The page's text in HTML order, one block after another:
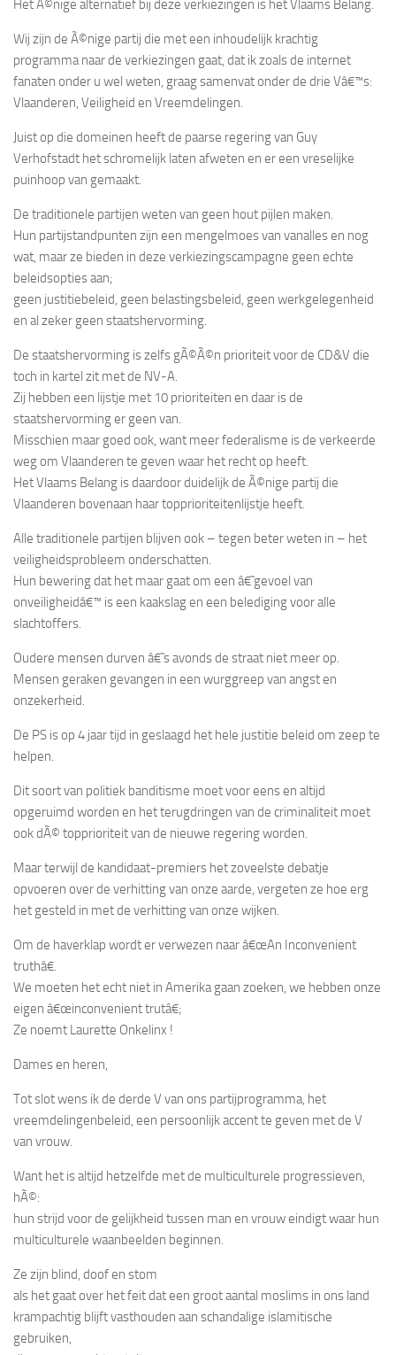
Het Ã©nige alternatief bij deze verkiezingen is het Vlaams Belang.
Wij zijn de Ã©nige partij die met een inhoudelijk krachtig
programma naar de verkiezingen gaat, dat ik zoals de internet
fanaten onder u wel weten, graag samenvat onder de drie Vâ€™s:
Vlaanderen, Veiligheid en Vreemdelingen.
Juist op die domeinen heeft de paarse regering van Guy
Verhofstadt het schromelijk laten afweten en er een vreselijke
puinhoop van gemaakt.
De traditionele partijen weten van geen hout pijlen maken.
Hun partijstandpunten zijn een mengelmoes van vanalles en nog
wat, maar ze bieden in deze verkiezingscampagne geen echte
beleidsopties aan;
geen justitiebeleid, geen belastingsbeleid, geen werkgelegenheid
en al zeker geen staatshervorming.
De staatshervorming is zelfs gÃ©Ã©n prioriteit voor de CD&V die
toch in kartel zit met de NV-A.
Zij hebben een lijstje met 10 prioriteiten en daar is de
staatshervorming er geen van.
Misschien maar goed ook, want meer federalisme is de verkeerde
weg om Vlaanderen te geven waar het recht op heeft.
Het Vlaams Belang is daardoor duidelijk de Ã©nige partij die
Vlaanderen bovenaan haar topprioriteitenlijstje heeft.
Alle traditionele partijen blijven ook – tegen beter weten in – het
veiligheidsprobleem onderschatten.
Hun bewering dat het maar gaat om een â€˜gevoel van
onveiligheidâ€™ is een kaakslag en een belediging voor alle
slachtoffers.
Oudere mensen durven â€˜s avonds de straat niet meer op.
Mensen geraken gevangen in een wurggreep van angst en
onzekerheid.
De PS is op 4 jaar tijd in geslaagd het hele justitie beleid om zeep te
helpen.
Dit soort van politiek banditisme moet voor eens en altijd
opgeruimd worden en het terugdringen van de criminaliteit moet
ook dÃ© topprioriteit van de nieuwe regering worden.
Maar terwijl de kandidaat-premiers het zoveelste debatje
opvoeren over de verhitting van onze aarde, vergeten ze hoe erg
het gesteld in met de verhitting van onze wijken.
Om de haverklap wordt er verwezen naar â€œAn Inconvenient
truthâ€.
We moeten het echt niet in Amerika gaan zoeken, we hebben onze
eigen â€œinconvenient trutâ€;
Ze noemt Laurette Onkelinx !
Dames en heren,
Tot slot wens ik de derde V van ons partijprogramma, het
vreemdelingenbeleid, een persoonlijk accent te geven met de V
van vrouw.
Want het is altijd hetzelfde met de multiculturele progressieven,
hÃ©:
hun strijd voor de gelijkheid tussen man en vrouw eindigt waar hun
multiculturele waanbeelden beginnen.
Ze zijn blind, doof en stom
als het gaat over het feit dat een groot aantal moslims in ons land
krampachtig blijft vasthouden aan schandalige islamitische
gebruiken,